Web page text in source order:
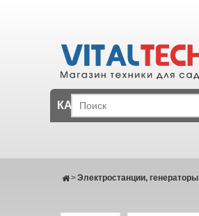
КАТАЛОГ
Электростанции, генераторы
>